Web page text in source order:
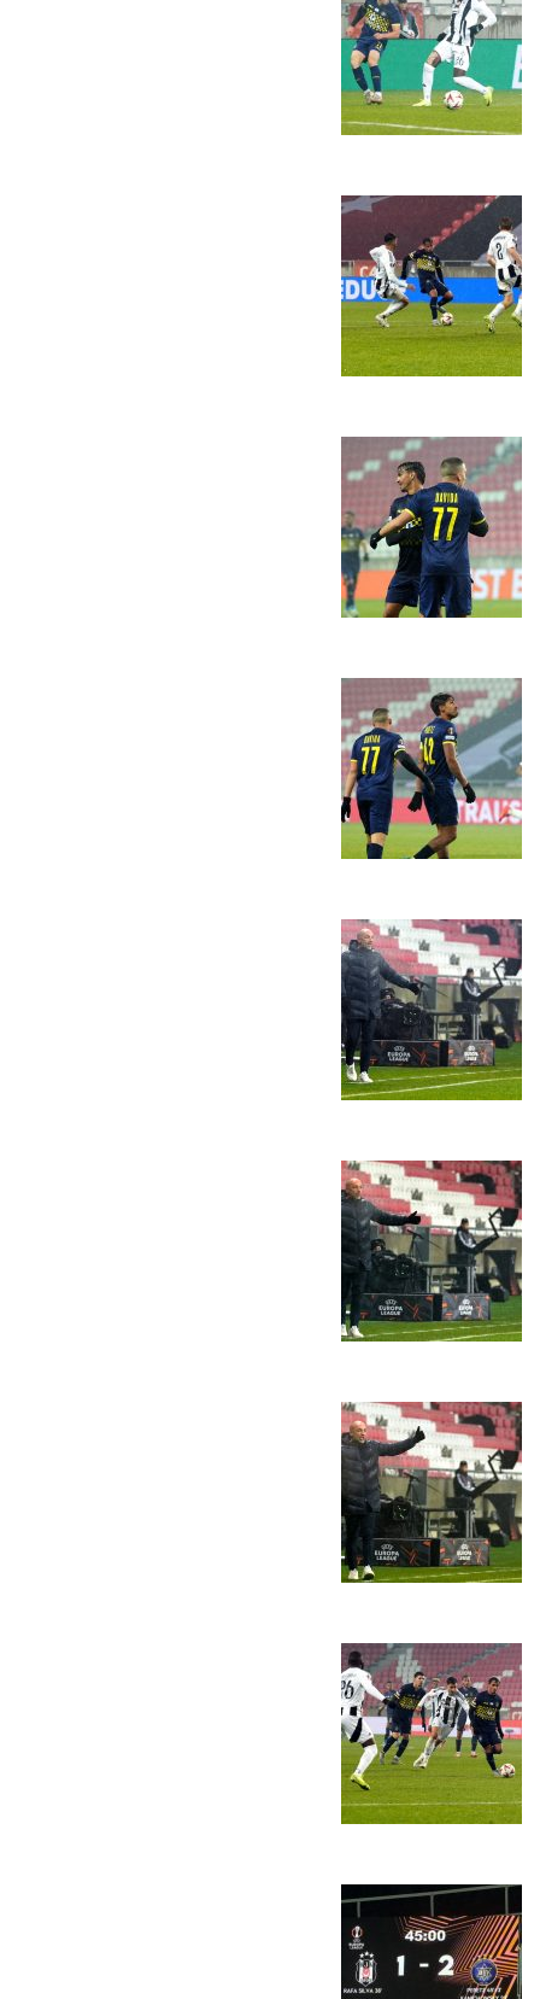
משחקים
ותוצאות